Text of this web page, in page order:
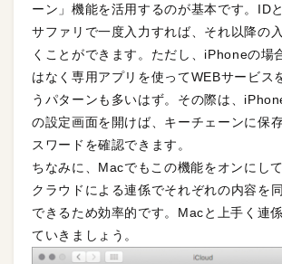
ーン」機能を活用するのが基本です。ID
サファリで一度入力すれば、それ以降の
くことができます。ただし、iPhoneの場
はなく専用アプリを使ってWEBサービス
うパターンも多いはず。その際は、
の設定画面を開けば、キーチェーンに保
スワードを確認できます。
ちなみに、Macでもこの機能をオンにし
クラウドによる連係でそれぞれの内容を
できるため効率的です。Macと上手く連
ていきましょう。